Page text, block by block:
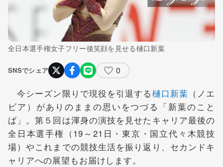
全日本選手権女子フリー後笑顔を見せる樋口新葉
SNSでシェア 0
今シーズン限りで現役を引退する樋口新葉 （ノエ
ビア）がありのままの思いをつづる「新葉のこと
ば」。第５回は渾身の演技を見せたキャリア最後の
全日本選手権（19～21日・東京・国立代々木競技
場）やこれまでの競技生活を振り返り、セカンドキ
ャリアへの展望もお届けします。